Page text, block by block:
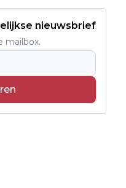
nieuwsbrief
mailbox.